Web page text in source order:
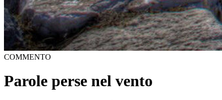
COMMENTO
Parole perse nel vento